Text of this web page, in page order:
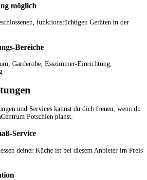
möglich
funktionstüchtigen Geräten in der
Bereiche
Garderobe, Esszimmer-Einrichtung,
und Services kannst du dich freuen, wenn du
Potschien planst.
Service
deiner Küche ist bei diesem Anbieter im Preis